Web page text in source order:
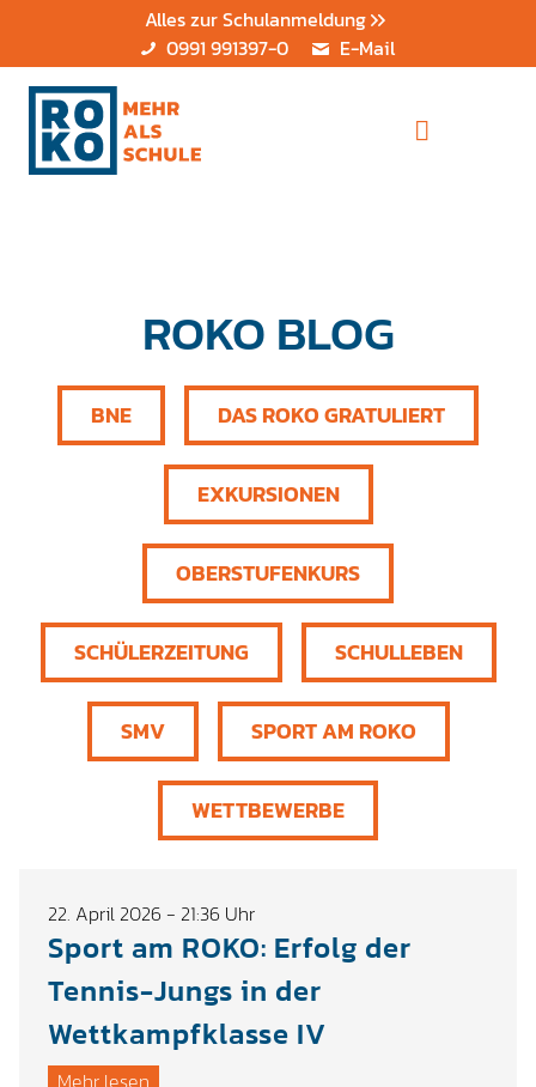
Alles zur Schulanmeldung
0991 991397-0
E-Mail
ROKO BLOG
BNE DAS ROKO GRATULIERT
EXKURSIONEN
OBERSTUFENKURS
SCHÜLERZEITUNG SCHULLEBEN
SMV SPORT AM ROKO
WETTBEWERBE
22. April 2026 - 21:36 Uhr
Sport am ROKO: Erfolg der
Tennis-Jungs in der
Wettkampfklasse IV